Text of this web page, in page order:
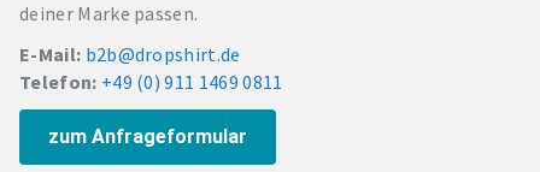
deiner Marke passen.
E-Mail: b2b@dropshirt.de
Telefon: +49 (0) 911 1469 0811
zum Anfrageformular